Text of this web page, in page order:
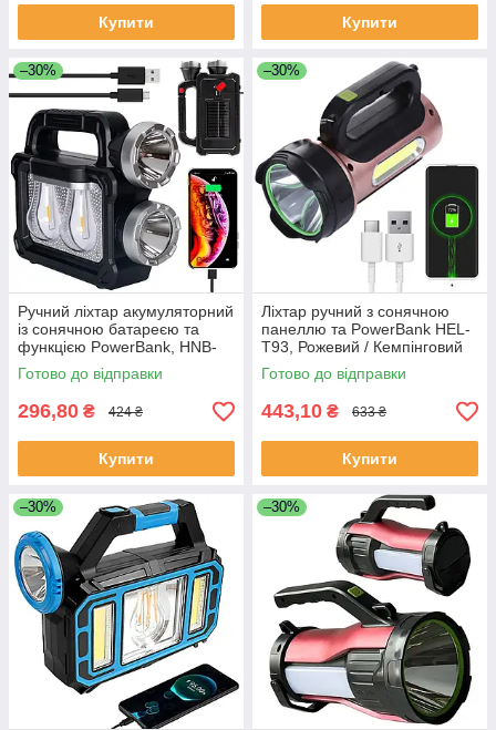
Купити Купити
–30%
Ручний ліхтар акумуляторний
із сонячною батареєю та
функцією PowerBank, HNB-
7718-2W / Світлодіодний
ліхтар-лампа
Готово до відправки
296,80 ₴ 424 ₴
Купити
–30%
Ліхтар ручний з сонячною
панеллю та PowerBank HEL-
T93, Рожевий / Кемпінговий
переносний ліхтар на
акумуляторі
Готово до відправки
443,10 ₴ 633 ₴
Купити
–30% –30%